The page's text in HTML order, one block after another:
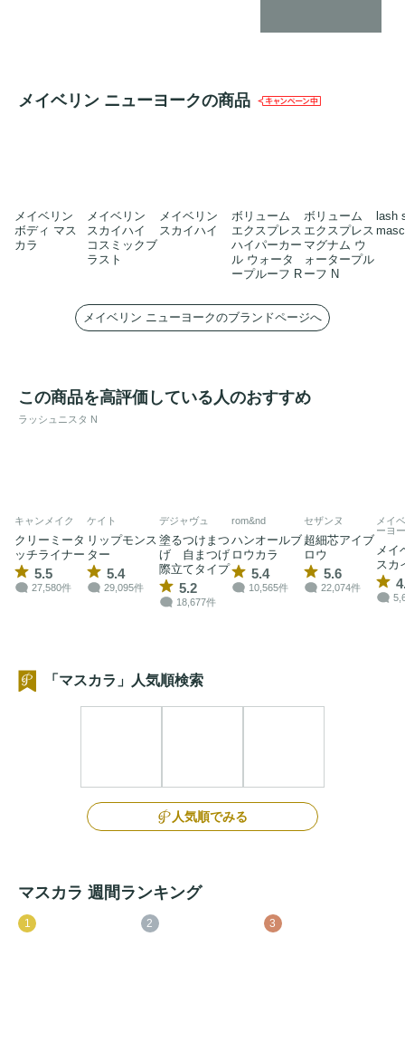
メイベリン ニューヨークの商品
メイベリン
ボディ マス
カラ
メイベリン
スカイハイ
コスミックブ
ラスト
メイベリン
スカイハイ
ボリューム
エクスプレス
ハイパーカー
ル ウォータ
ープルーフ R
ボリューム
エクスプレス
マグナム ウ
ォータープル
ーフ N
lash
メイベリン ニューヨークのブランドページへ
この商品を高評価している人のおすすめ
ラッシュニスタ N
キャンメイク
クリーミータ
ッチライナー
5.5
27,580件
ケイト
リップモンス
ター
5.4
29,095件
デジャヴュ
塗るつけまつ
げ 自まつげ
際立てタイプ
5.2
18,677件
rom&nd
ハンオールブ
ロウカラ
5.4
10,565件
セザンヌ
超細芯アイブ
ロウ
5.6
22,074件
メイ
ーヨ
メイ
スカ
「マスカラ」人気順検索
人気順でみる
マスカラ 週間ランキング
1 2 3